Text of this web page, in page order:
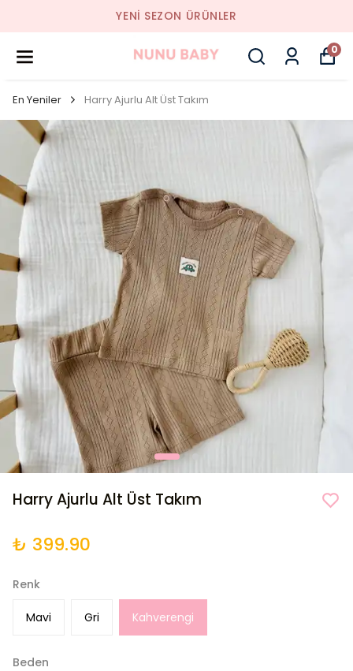
YENI SEZON ÜRÜNLER
0
En Yeniler Harry Ajurlu Alt Üst Takım
Harry Ajurlu Alt Üst Takım
₺ 399.90
Renk
Mavi Gri Kahverengi
Beden